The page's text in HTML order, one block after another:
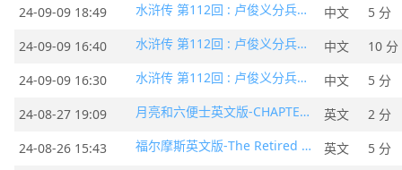
24-09-09 18:49
水浒传 第112回 : 卢俊义分兵宣州道 宋公明大战毗陵郡 中文
5 分
24-09-09 16:40
水浒传 第112回 : 卢俊义分兵宣州道 宋公明大战毗陵郡 中文
10 分
24-09-09 16:30
水浒传 第112回 : 卢俊义分兵宣州道 宋公明大战毗陵郡 中文
5 分
24-08-27 19:09
月亮和六便士英文版-CHAPTER 58 英文
2 分
24-08-26 15:43
福尔摩斯英文版-The Retired Colourman 英文
5 分